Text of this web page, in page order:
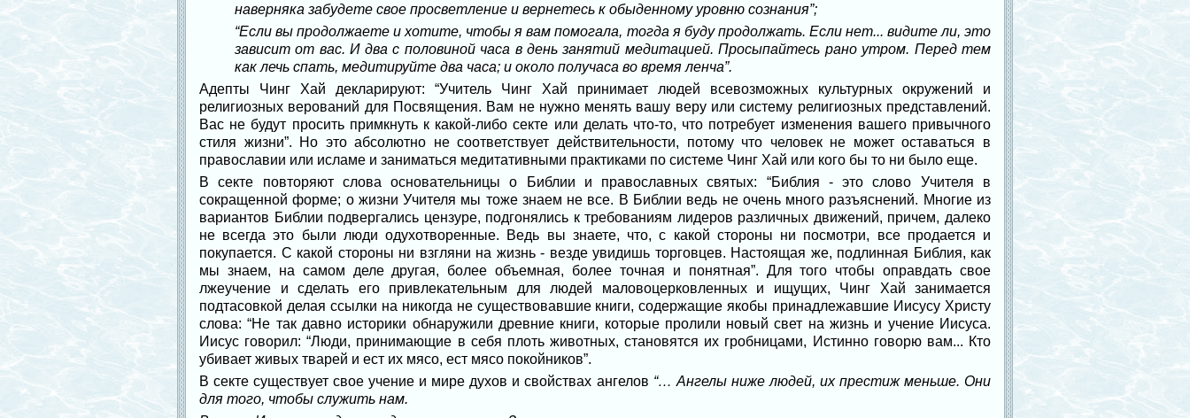
наверняка забудете свое просветление и вернетесь к обыденному уровню сознания”;
“Если вы продолжаете и хотите, чтобы я вам помогала, тогда я буду продолжать. Если нет... видите ли, это
зависит от вас. И два с половиной часа в день занятий медитацией. Просыпайтесь рано утром. Перед тем
как лечь спать, медитируйте два часа; и около получаса во время ленча”.
Адепты Чинг Хай декларируют: “Учитель Чинг Хай принимает людей всевозможных культурных окружений и
религиозных верований для Посвящения. Вам не нужно менять вашу веру или систему религиозных представлений.
Вас не будут просить примкнуть к какой-либо секте или делать что-то, что потребует изменения вашего привычного
стиля жизни”. Но это абсолютно не соответствует действительности, потому что человек не может оставаться в
православии или исламе и заниматься медитативными практиками по системе Чинг Хай или кого бы то ни было еще.
В секте повторяют слова основательницы о Библии и православных святых: “Библия - это слово Учителя в
сокращенной форме; о жизни Учителя мы тоже знаем не все. В Библии ведь не очень много разъяснений. Многие из
вариантов Библии подвергались цензуре, подгонялись к требованиям лидеров различных движений, причем, далеко
не всегда это были люди одухотворенные. Ведь вы знаете, что, с какой стороны ни посмотри, все продается и
покупается. С какой стороны ни взгляни на жизнь - везде увидишь торговцев. Настоящая же, подлинная Библия, как
мы знаем, на самом деле другая, более объемная, более точная и понятная”. Для того чтобы оправдать свое
лжеучение и сделать его привлекательным для людей маловоцерковленных и ищущих, Чинг Хай занимается
подтасовкой делая ссылки на никогда не существовавшие книги, содержащие якобы принадлежавшие Иисусу Христу
слова: “Не так давно историки обнаружили древние книги, которые пролили новый свет на жизнь и учение Иисуса.
Иисус говорил: “Люди, принимающие в себя плоть животных, становятся их гробницами, Истинно говорю вам... Кто
убивает живых тварей и ест их мясо, ест мясо покойников”.
В секте существует свое учение и мире духов и свойствах ангелов “… Ангелы ниже людей, их престиж меньше. Они
для того, чтобы служить нам.